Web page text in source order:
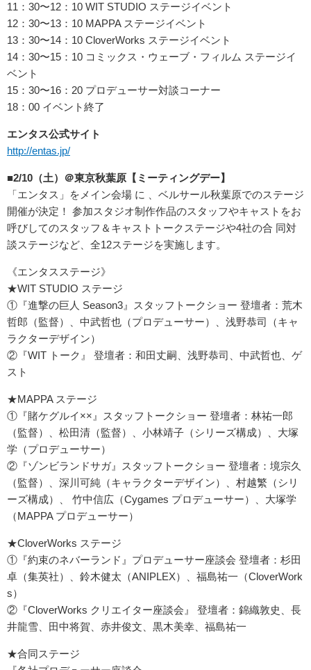
11：30〜12：10 WIT STUDIO ステージイベント
12：30〜13：10 MAPPA ステージイベント
13：30〜14：10 CloverWorks ステージイベント
14：30〜15：10 コミックス・ウェーブ・フィルム ステージイ
ベント
15：30〜16：20 プロデューサー対談コーナー
18：00 イベント終了
エンタス公式サイト
http://entas.jp/
■2/10（土）＠東京秋葉原【ミーティングデー】
「エンタス」をメイン会場 に 、ベルサール秋葉原でのステージ
開催が決定！ 参加スタジオ制作作品のスタッフやキャストをお
呼びしてのスタッフ＆キャストトークステージや4社の合 同対
談ステージなど、全12ステージを実施します。
《エンタスステージ》
★WIT STUDIO ステージ
①『進撃の巨人 Season3』スタッフトークショー 登壇者：荒木
哲郎（監督）、中武哲也（プロデューサー）、浅野恭司（キャ
ラクターデザイン）
②『WIT トーク』 登壇者：和田丈嗣、浅野恭司、中武哲也、ゲ
スト
★MAPPA ステージ
①『賭ケグルイ××』スタッフトークショー 登壇者：林祐一郎
（監督）、松田清（監督）、小林靖子（シリーズ構成）、大塚
学（プロデューサー）
②『ゾンビランドサガ』スタッフトークショー 登壇者：境宗久
（監督）、深川可純（キャラクターデザイン）、村越繁（シリ
ーズ構成）、 竹中信広（Cygames プロデューサー）、大塚学
（MAPPA プロデューサー）
★CloverWorks ステージ
①『約束のネバーランド』プロデューサー座談会 登壇者：杉田
卓（集英社）、鈴木健太（ANIPLEX）、福島祐一（CloverWork
s）
②『CloverWorks クリエイター座談会』 登壇者：錦織敦史、長
井龍雪、田中将賀、赤井俊文、黒木美幸、福島祐一
★合同ステージ